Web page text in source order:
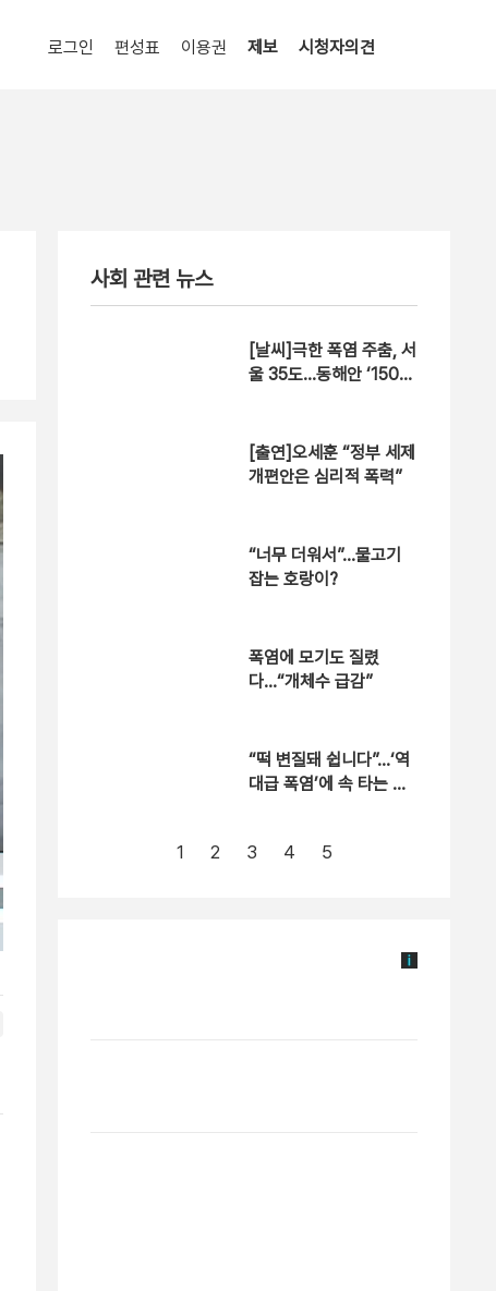
로그인 편성표 이용권 제보 시청자의견
사회 관련 뉴스
[날씨]극한 폭염 주춤, 서
울 35도…동해안 ‘150m
[출연]오세훈 “정부 세제
개편안은 심리적 폭력”
“너무 더워서”…물고기
잡는 호랑이?
폭염에 모기도 질렸
다…“개체수 급감”
“떡 변질돼 쉽니다”…‘역
대급 폭염’에 속 타는 골
1 2 3 4 5